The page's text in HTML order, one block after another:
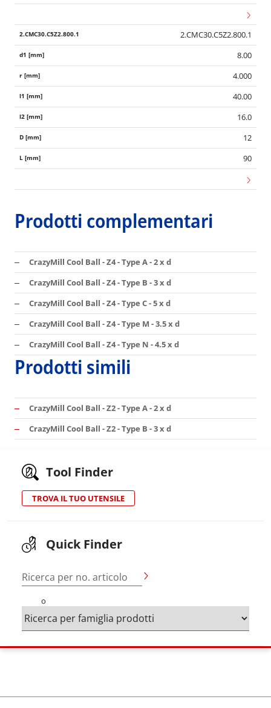
2.CMC30.C5Z2.800.1
8.00
4.000
40.00
16.0
12
90
Prodotti complementari
CrazyMill Cool Ball - Z4 - Type A - 2 x d
CrazyMill Cool Ball - Z4 - Type B - 3 x d
CrazyMill Cool Ball - Z4 - Type C - 5 x d
CrazyMill Cool Ball - Z4 - Type M - 3.5 x d
CrazyMill Cool Ball - Z4 - Type N - 4.5 x d
Prodotti simili
CrazyMill Cool Ball - Z2 - Type A - 2 x d
CrazyMill Cool Ball - Z2 - Type B - 3 x d
Tool Finder
TROVA IL TUO UTENSILE
Quick Finder
Ricerca per no. articolo
o